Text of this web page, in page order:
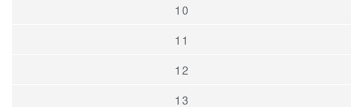
10
11
12
13